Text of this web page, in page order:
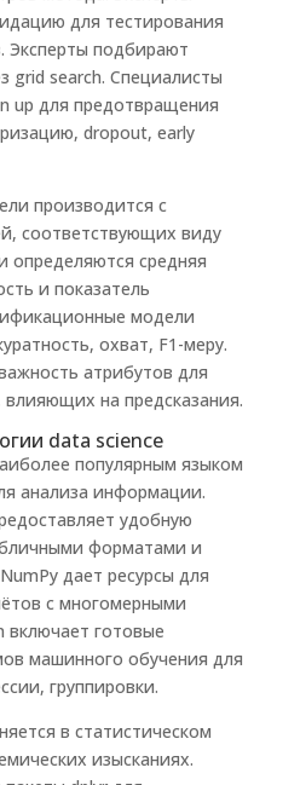
для тестирования
Эксперты подбирают
grid search. Специалисты
up для предотвращения
dropout, early
производится с
соответствующих виду
определяются средняя
и показатель
модели
охват, F1-меру.
атрибутов для
на предсказания.
data science
популярным языком
анализа информации.
удобную
форматами и
дает ресурсы для
с многомерными
включает готовые
машинного обучения для
группировки.
в статистическом
изысканиях.